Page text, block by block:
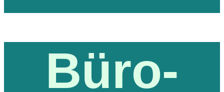
Büro-